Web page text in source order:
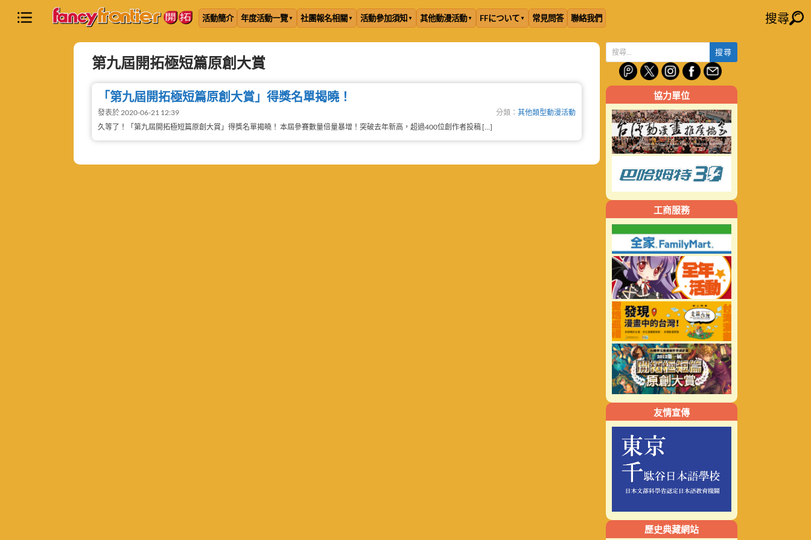
活動簡介 年度活動一覽 社團報名相關 活動參加須知 其他動漫活動 FFについて 常見問答 聯絡我們 搜尋
第九屆開拓極短篇原創大賞
「第九屆開拓極短篇原創大賞」得獎名單揭曉！
發表於 2020-06-21 12:39 分類： 其他類型動漫活動
久等了！「第九屆開拓極短篇原創大賞」得獎名單揭曉！ 本屆參賽數量倍量暴增！突破去年新高，超過400位創作者投稿 […]
尋
關
鍵
字:
協力單位
工商服務
友情宣傳
歷史典藏網站